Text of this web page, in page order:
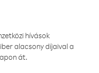
hívások
alacsony díjaival a
át.